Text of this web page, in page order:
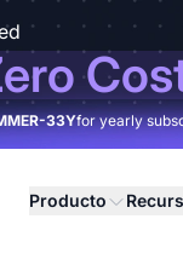
33Yfor yearly
Producto